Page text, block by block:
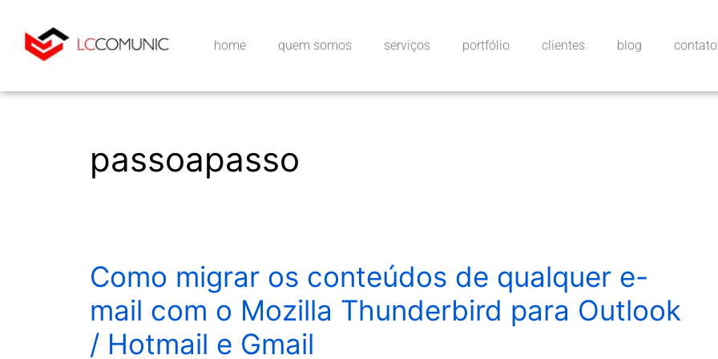
home quem somos serviços portfólio clientes blog contato
passoapasso
Como migrar os conteúdos de qualquer e-
mail com o Mozilla Thunderbird para Outlook
/ Hotmail e Gmail